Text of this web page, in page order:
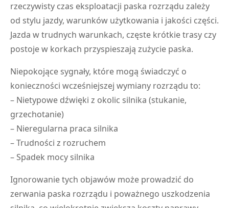
rzeczywisty czas eksploatacji paska rozrządu zależy
od stylu jazdy, warunków użytkowania i jakości części.
Jazda w trudnych warunkach, częste krótkie trasy czy
postoje w korkach przyspieszają zużycie paska.
Niepokojące sygnały, które mogą świadczyć o
konieczności wcześniejszej wymiany rozrządu to:
– Nietypowe dźwięki z okolic silnika (stukanie,
grzechotanie)
– Nieregularna praca silnika
– Trudności z rozruchem
– Spadek mocy silnika
Ignorowanie tych objawów może prowadzić do
zerwania paska rozrządu i poważnego uszkodzenia